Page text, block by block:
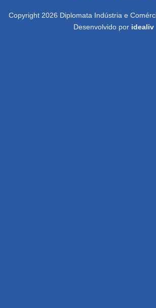
Copyright 2026 Diplomata Indústria e
Desenvolvido por idealiv